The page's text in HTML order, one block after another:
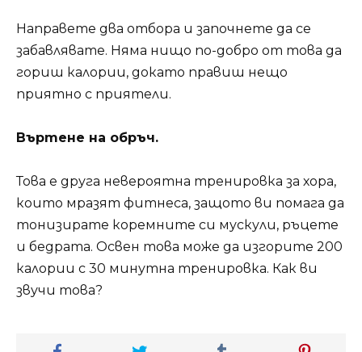
Направете два отбора и започнете да се
забавлявате. Няма нищо по-добро от това да
гориш калории, докато правиш нещо
приятно с приятели.
Въртене на обръч.
Това е друга невероятна тренировка за хора,
които мразят фитнеса, защото ви помага да
тонизирате коремните си мускули, ръцете
и бедрата. Освен това може да изгорите 200
калории с 30 минутна тренировка. Как ви
звучи това?